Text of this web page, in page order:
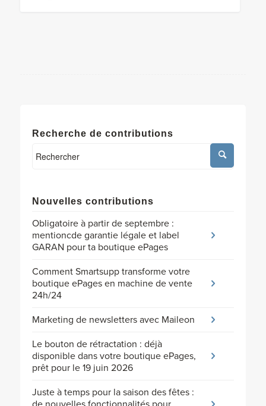
Recherche de contributions
Nouvelles contributions
Obligatoire à partir de septembre :
mentioncde garantie légale et label
GARAN pour ta boutique ePages
Comment Smartsupp transforme votre
boutique ePages en machine de vente
24h/24
Marketing de newsletters avec Maileon
Le bouton de rétractation : déjà
disponible dans votre boutique ePages,
prêt pour le 19 juin 2026
Juste à temps pour la saison des fêtes :